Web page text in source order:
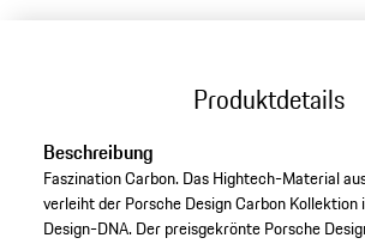
Produktdetails
Beschreibung
Faszination Carbon. Das Hightech-Material
verleiht der Porsche Design Carbon Kollektion
Design-DNA. Der preisgekrönte Porsche